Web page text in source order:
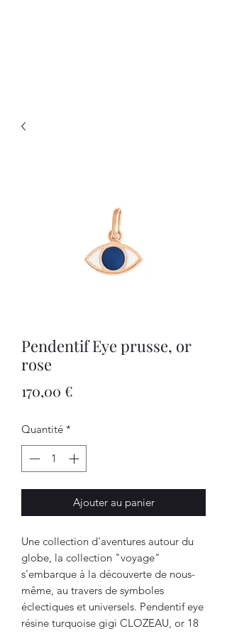
Pendentif Eye prusse, or
rose
170,00 €
Quantité *
Ajouter au panier
Une collection d'aventures autour du
globe, la collection "voyage"
s'embarque à la découverte de nous-
même, au travers de symboles
éclectiques et universels. Pendentif eye
résine turquoise gigi CLOZEAU, or 18